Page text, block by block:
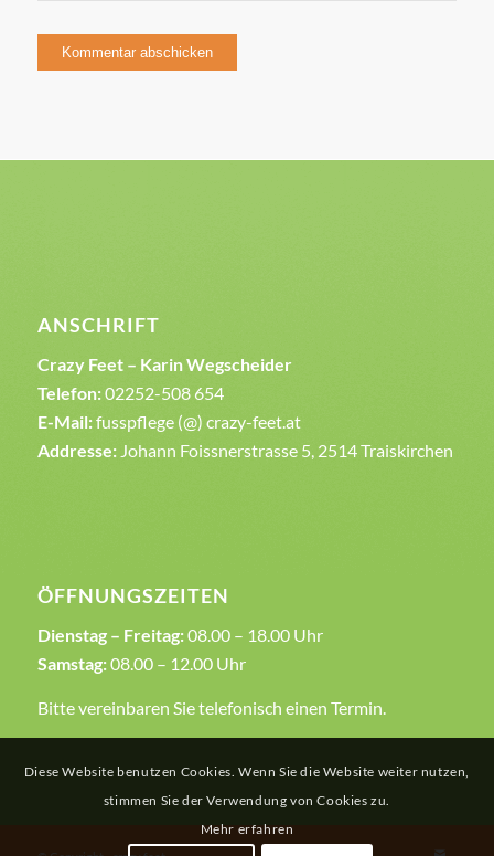
ANSCHRIFT
Crazy Feet – Karin Wegscheider
Telefon:02252-508 654
E-Mail:fusspflege (@) crazy-feet.at
Addresse:Johann Foissnerstrasse 5, 2514 Traiskirchen
ÖFFNUNGSZEITEN
Dienstag – Freitag:08.00 – 18.00 Uhr
Samstag:08.00 – 12.00 Uhr
Bitte vereinbaren Sie telefonisch einen Termin.
Diese Website benutzen Cookies. Wenn Sie die Website weiter nutzen,
stimmen Sie der Verwendung von Cookies zu.
Mehr erfahren